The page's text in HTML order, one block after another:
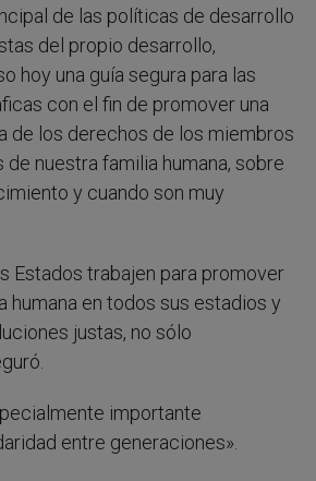
de las políticas de desarrollo
del propio desarrollo,
hoy una guía segura para las
con el fin de promover una
de los derechos de los miembros
nuestra familia humana, sobre
y cuando son muy
Estados trabajen para promover
humana en todos sus estadios y
justas, no sólo
importante
entre generaciones».